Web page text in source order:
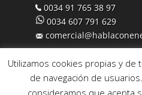
0034 91 765 38 97
0034 607 791 629
Utilizamos cookies propias y de
de navegación de
consideramos que acepta